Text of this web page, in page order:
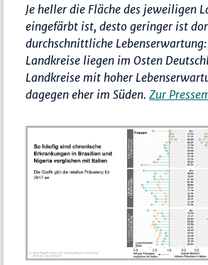
Je heller die Fläche des jeweiligen
eingefärbt ist, desto geringer ist
durchschnittliche
Landkreise liegen im Osten
Landkreise mit hoher
dagegen eher im Süden.Zur